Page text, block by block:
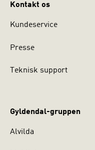
Kontakt os
Kundeservice
Presse
Teknisk support
Gyldendal-gruppen
Alvilda